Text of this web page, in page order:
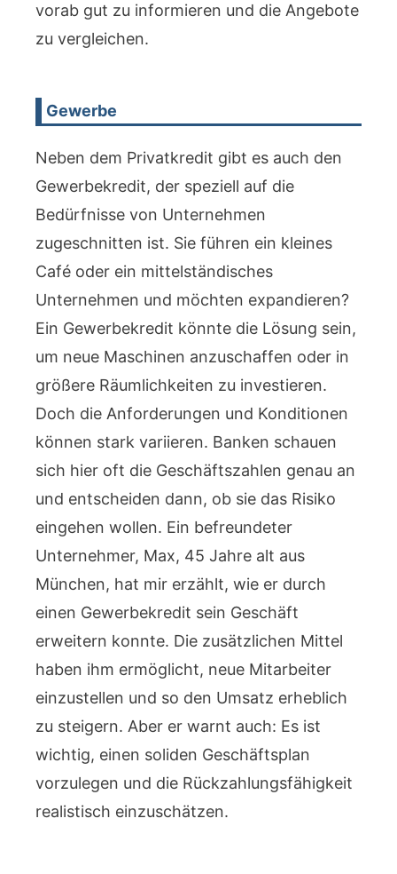
vorab gut zu informieren und die Angebote
zu vergleichen.
Gewerbe
Neben dem Privatkredit gibt es auch den
Gewerbekredit, der speziell auf die
Bedürfnisse von Unternehmen
zugeschnitten ist. Sie führen ein kleines
Café oder ein mittelständisches
Unternehmen und möchten expandieren?
Ein Gewerbekredit könnte die Lösung sein,
um neue Maschinen anzuschaffen oder in
größere Räumlichkeiten zu investieren.
Doch die Anforderungen und Konditionen
können stark variieren. Banken schauen
sich hier oft die Geschäftszahlen genau an
und entscheiden dann, ob sie das Risiko
eingehen wollen. Ein befreundeter
Unternehmer, Max, 45 Jahre alt aus
München, hat mir erzählt, wie er durch
einen Gewerbekredit sein Geschäft
erweitern konnte. Die zusätzlichen Mittel
haben ihm ermöglicht, neue Mitarbeiter
einzustellen und so den Umsatz erheblich
zu steigern. Aber er warnt auch: Es ist
wichtig, einen soliden Geschäftsplan
vorzulegen und die Rückzahlungsfähigkeit
realistisch einzuschätzen.